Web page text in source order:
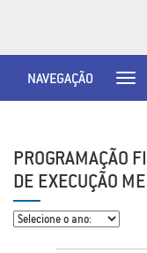
Toggle
NAVEGAÇÃO
PROGRAMAÇÃO
DE EXECUÇÃO